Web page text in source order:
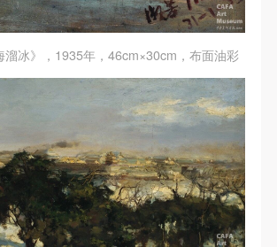
溜冰》，1935年，46cm×30cm，布面油彩
际化的现代公共美术馆。中央美术学
同行，努力塑造一个开放、自由、学
竭诚与各单位、企业、机构、艺术家
互动。以学院的学术研究为基础，积
内多视角、多领域的展览、论坛及公
美院师生、中外艺术家以及社会公众
学习、展示的平台。作为一家公益性
公共教育活动以学术性和公益性为
方拍摄中央美术学院公共教育部所
际化的现代公共美术馆。中央美术学
同行，努力塑造一个开放、自由、学
竭诚与各单位、企业、机构、艺术家
互动。以学院的学术研究为基础，积
内多视角、多领域的展览、论坛及公
美院师生、中外艺术家以及社会公众
学习、展示的平台。作为一家公益性
公共教育活动以学术性和公益性为
方拍摄中央美术学院公共教育部所
际化的现代公共美术馆。中央美术学
同行，努力塑造一个开放、自由、学
竭诚与各单位、企业、机构、艺术家
互动。以学院的学术研究为基础，积
内多视角、多领域的展览、论坛及公
美院师生、中外艺术家以及社会公众
学习、展示的平台。作为一家公益性
公共教育活动以学术性和公益性为
方拍摄中央美术学院公共教育部所